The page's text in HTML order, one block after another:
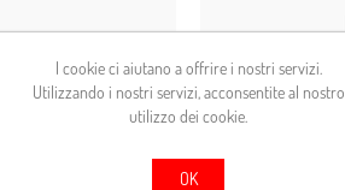
I cookie ci aiutano a offrire i nostri servizi.
Utilizzando i nostri servizi, acconsentite al nostro
utilizzo dei cookie.
OK